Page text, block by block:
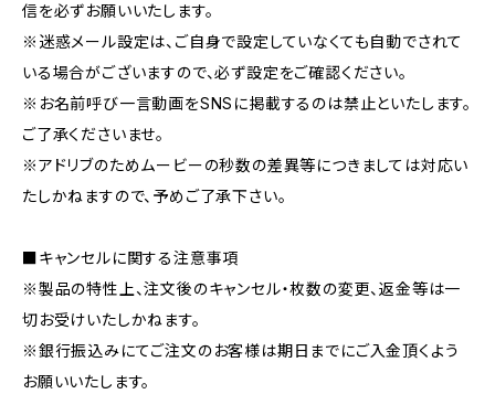
信を必ずお願いいたします。
※迷惑メール設定は、ご自身で設定していなくても自動でされて
いる場合がございますので、必ず設定をご確認ください。
※お名前呼び一言動画をSNSに掲載するのは禁止といたします。
ご了承くださいませ。
※アドリブのためムービーの秒数の差異等につきましては対応い
たしかねますので、予めご了承下さい。
■キャンセルに関する注意事項
※製品の特性上、注文後のキャンセル・枚数の変更、返金等は一
切お受けいたしかねます。
※銀行振込みにてご注文のお客様は期日までにご入金頂くよう
お願いいたします。